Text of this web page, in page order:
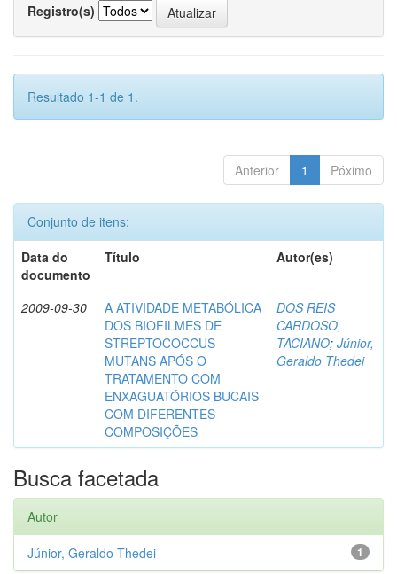
Registro(s)
Resultado 1-1 de 1.
Anterior 1 Póximo
Conjunto de itens:
Data do
documento
Título Autor(es)
2009-09-30
A ATIVIDADE METABÓLICA
DOS BIOFILMES DE
STREPTOCOCCUS
MUTANS APÓS O
TRATAMENTO COM
ENXAGUATÓRIOS BUCAIS
COM DIFERENTES
COMPOSIÇÕES
DOS REIS
CARDOSO,
TACIANO; Júnior,
Geraldo Thedei
Busca facetada
Autor
1
Júnior, Geraldo Thedei